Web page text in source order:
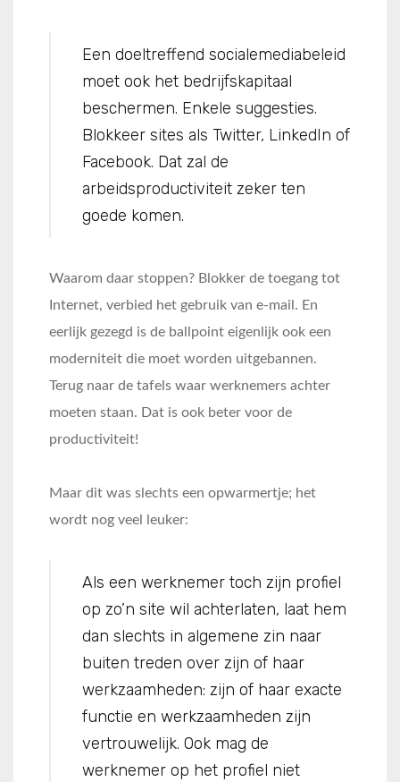
Een doeltreffend socialemediabeleid
moet ook het bedrijfskapitaal
beschermen. Enkele suggesties.
Blokkeer sites als Twitter, LinkedIn of
Facebook. Dat zal de
arbeidsproductiviteit zeker ten
goede komen.
Waarom daar stoppen? Blokker de toegang tot
Internet, verbied het gebruik van e-mail. En
eerlijk gezegd is de ballpoint eigenlijk ook een
moderniteit die moet worden uitgebannen.
Terug naar de tafels waar werknemers achter
moeten staan. Dat is ook beter voor de
productiviteit!
Maar dit was slechts een opwarmertje; het
wordt nog veel leuker:
Als een werknemer toch zijn profiel
op zo’n site wil achterlaten, laat hem
dan slechts in algemene zin naar
buiten treden over zijn of haar
werkzaamheden: zijn of haar exacte
functie en werkzaamheden zijn
vertrouwelijk. Ook mag de
werknemer op het profiel niet